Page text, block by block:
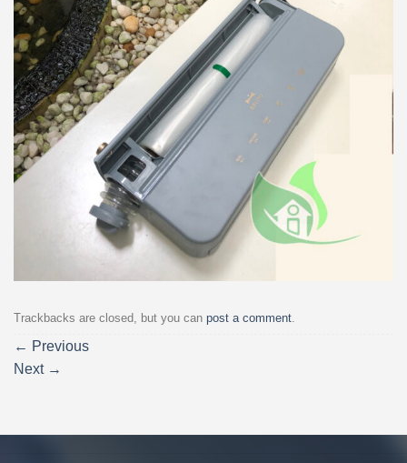
Trackbacks are closed, but you can post a comment
← Previous
Next →